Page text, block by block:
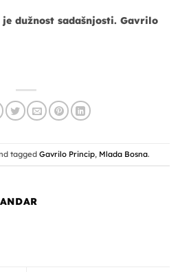
dužnost sadašnjosti. Gavrilo
tagged Gavrilo Princip, Mlada Bosna.